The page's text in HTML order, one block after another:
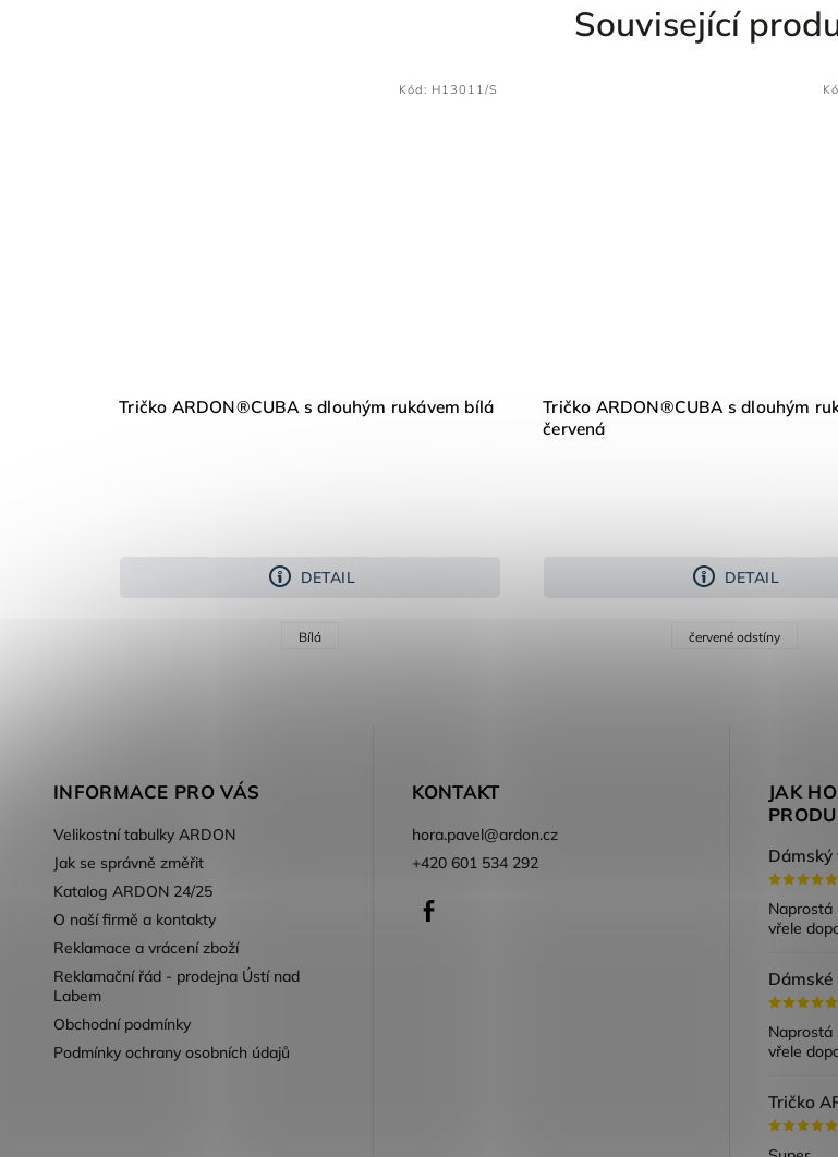
Související
Tričko ARDON®CUBA s dlouhým rukávem bílá
DETAIL
Bílá
Kód: H13011/S
Tričko ARDON®CUBA s dlouhým
červená
DETAIL
červené odstíny
INFORMACE PRO VÁS
Velikostní tabulky ARDON
Jak se správně změřit
Katalog ARDON 24/25
O naší firmě a kontakty
Reklamace a vrácení zboží
Reklamační řád - prodejna Ústí nad
Labem
Obchodní podmínky
Podmínky ochrany osobních údajů
KONTAKT
hora.pavel@ardon.cz
+420 601 534 292
JAK
Naprostá
vřele
Naprostá
vřele